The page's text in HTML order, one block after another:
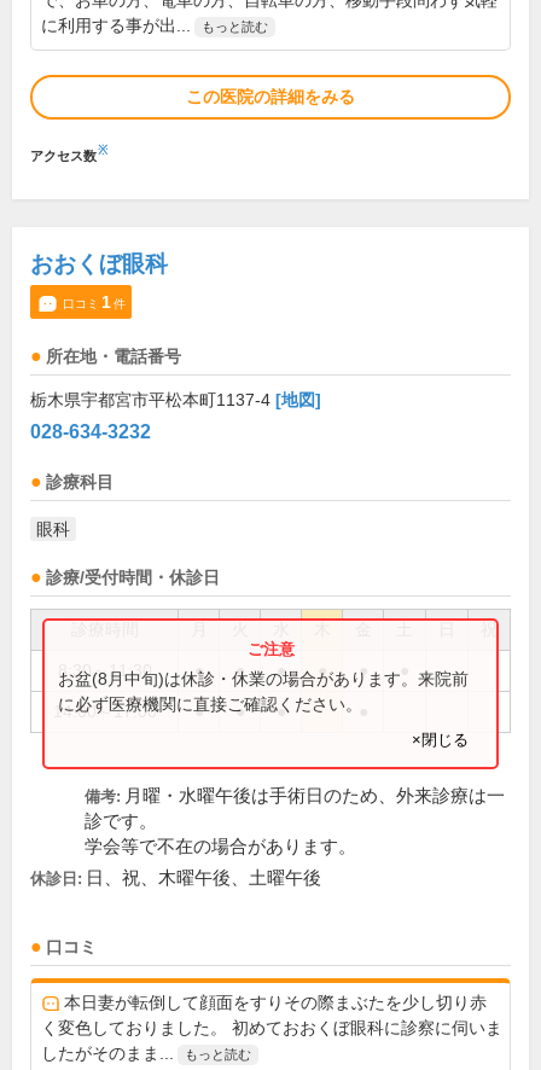
に利用する事が出...
もっと読む
この医院の詳細をみる
アクセス数※
おおくぼ眼科
口コミ 1件
所在地・電話番号
栃木県宇都宮市平松本町1137-4 [地図]
028-634-3232
診療科目
眼科
診療/受付時間・休診日
祝
8:30～11:30 ● ● ● ● ●
14:00～17:00 ● ● ●
お盆(8月中旬)は休診・休業の場合があります。来院前
に必ず医療機関に直接ご確認ください。
×閉じる
備考: 月曜・水曜午後は手術日のため、外来診療は一
診です。
学会等で不在の場合があります。
休診日: 日、祝、木曜午後、土曜午後
口コミ
本日妻が転倒して顔面をすりその際まぶたを少し切り赤
く変色しておりました。 初めておおくぼ眼科に診察に伺いま
したがそのまま...
もっと読む